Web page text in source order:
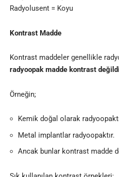
Radyolusent = Koyu
Kontrast Madde
Kontrast maddeler genellikle
radyoopak madde kontrast
Örneğin;
Kemik doğal olarak
Metal implantlar radyoopaktır.
Ancak bunlar kontrast madde